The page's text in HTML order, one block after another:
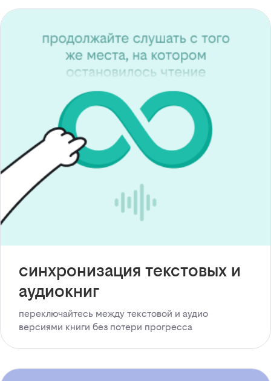
синхронизация текстовых и
аудиокниг
переключайтесь между текстовой и аудио
версиями книги без потери прогресса